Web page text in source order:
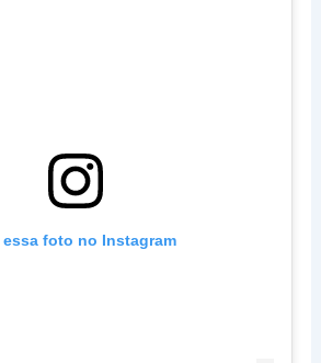
essa foto no Instagram